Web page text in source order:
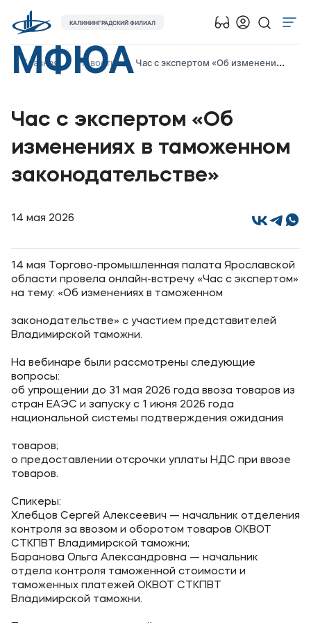
МФЮА
КАЛИНИНГРАДСКИЙ ФИЛИАЛ
Об университете
Абитуриенту
Наука
Выпускникам
Карьера
Уровни образования
Среднее профессиональное образование
Высшее образование
Дополнительное профессиональное образование
Медиа
Объявления
Новости
Контакты
Банковские реквизиты
Главная Новости Час с экспертом «Об изменениях в таможенном законодательстве»
Час с экспертом «Об
изменениях в таможенном
законодательстве»
14 мая 2026
14 мая Торгово-промышленная палата Ярославской
области провела онлайн-встречу «Час с экспертом»
на тему: «Об изменениях в таможенном
законодательстве» с участием представителей
Владимирской таможни.
На вебинаре были рассмотрены следующие
вопросы:
об упрощении до 31 мая 2026 года ввоза товаров из
стран ЕАЭС и запуску с 1 июня 2026 года
национальной системы подтверждения ожидания
товаров;
о предоставлении отсрочки уплаты НДС при ввозе
товаров.
Спикеры:
Хлебцов Сергей Алексеевич — начальник отделения
контроля за ввозом и оборотом товаров ОКВОТ
СТКПВТ Владимирской таможни;
Баранова Ольга Александровна — начальник
отдела контроля таможенной стоимости и
таможенных платежей ОКВОТ СТКПВТ
Владимирской таможни.